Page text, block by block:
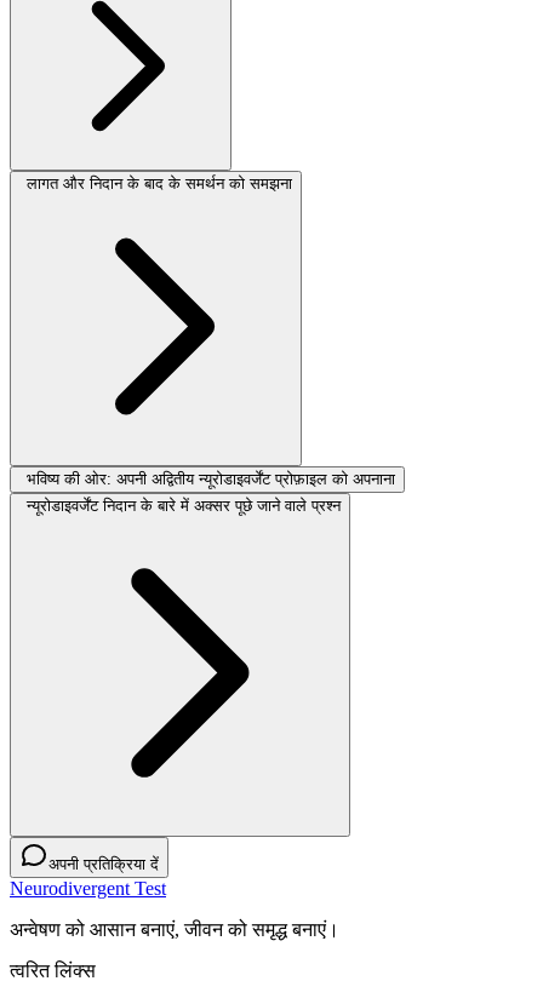
लागत और निदान के बाद के समर्थन को समझना
भविष्य की ओर: अपनी अद्वितीय न्यूरोडाइवर्जेंट प्रोफ़ाइल को अपनाना
न्यूरोडाइवर्जेंट निदान के बारे में अक्सर पूछे जाने वाले प्रश्न
अपनी प्रतिक्रिया दें
Neurodivergent Test
अन्वेषण को आसान बनाएं, जीवन को समृद्ध बनाएं।
त्वरित लिंक्स